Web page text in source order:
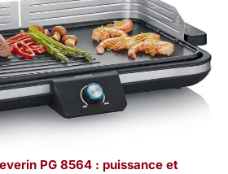
PG 8564 : puissance et